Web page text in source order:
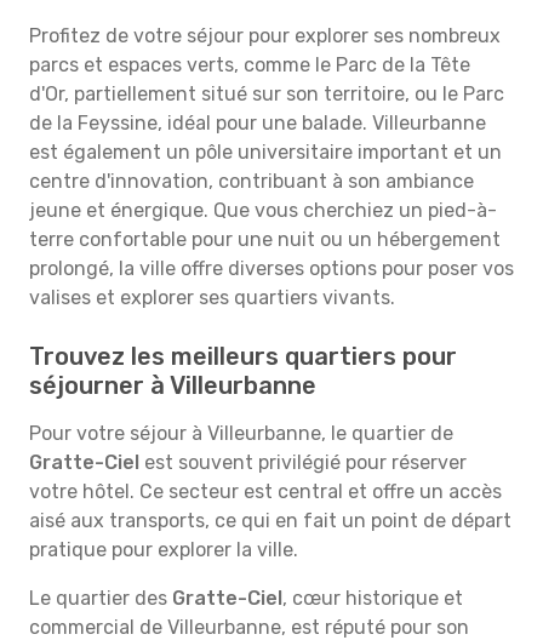
Profitez de votre séjour pour explorer ses nombreux
parcs et espaces verts, comme le Parc de la Tête
d'Or, partiellement situé sur son territoire, ou le Parc
de la Feyssine, idéal pour une balade. Villeurbanne
est également un pôle universitaire important et un
centre d'innovation, contribuant à son ambiance
jeune et énergique. Que vous cherchiez un pied-à-
terre confortable pour une nuit ou un hébergement
prolongé, la ville offre diverses options pour poser vos
valises et explorer ses quartiers vivants.
Trouvez les meilleurs quartiers pour
séjourner à Villeurbanne
Pour votre séjour à Villeurbanne, le quartier de
Gratte-Ciel est souvent privilégié pour réserver
votre hôtel. Ce secteur est central et offre un accès
aisé aux transports, ce qui en fait un point de départ
pratique pour explorer la ville.
Le quartier des Gratte-Ciel, cœur historique et
commercial de Villeurbanne, est réputé pour son